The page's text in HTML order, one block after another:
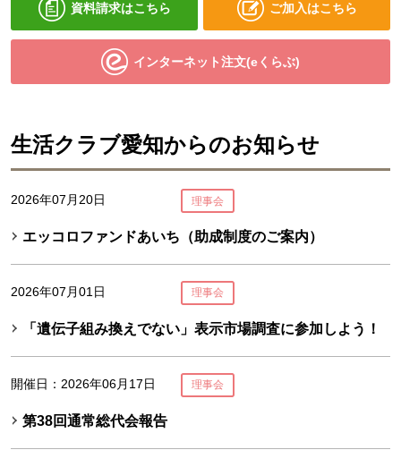
資料請求はこちら ご加入はこちら
インターネット注文(eくらぶ)
生活クラブ愛知からのお知らせ
2026年07月20日 理事会
エッコロファンドあいち（助成制度のご案内）
2026年07月01日 理事会
「遺伝子組み換えでない」表示市場調査に参加しよう！
開催日：2026年06月17日 理事会
第38回通常総代会報告